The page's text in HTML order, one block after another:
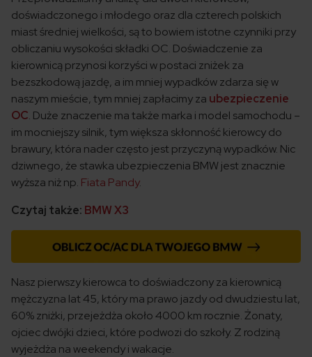
doświadczonego i młodego oraz dla czterech polskich
miast średniej wielkości, są to bowiem istotne czynniki przy
obliczaniu wysokości składki OC. Doświadczenie za
kierownicą przynosi korzyści w postaci zniżek za
bezszkodową jazdę, a im mniej wypadków zdarza się w
naszym mieście, tym mniej zapłacimy za ubezpieczenie
OC. Duże znaczenie ma także marka i model samochodu –
im mocniejszy silnik, tym większa skłonność kierowcy do
brawury, która nader często jest przyczyną wypadków. Nic
dziwnego, że stawka ubezpieczenia BMW jest znacznie
wyższa niż np. Fiata Pandy.
Czytaj także: BMW X3
Nasz pierwszy kierowca to doświadczony za kierownicą
mężczyzna lat 45, który ma prawo jazdy od dwudziestu lat,
60% zniżki, przejeżdża około 4000 km rocznie. Żonaty,
ojciec dwójki dzieci, które podwozi do szkoły. Z rodziną
wyjeżdża na weekendy i wakacje.